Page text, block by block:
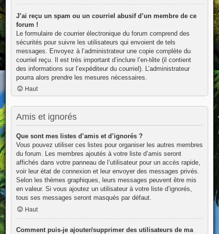
J’ai reçu un spam ou un courriel abusif d’un membre de ce
forum !
Le formulaire de courrier électronique du forum comprend des
sécurités pour suivre les utilisateurs qui envoient de tels
messages. Envoyez à l’administrateur une copie complète du
courriel reçu. Il est très important d’inclure l’en-tête (il contient
des informations sur l’expéditeur du courriel). L’administrateur
pourra alors prendre les mesures nécessaires.
Haut
Amis et ignorés
Que sont mes listes d’amis et d’ignorés ?
Vous pouvez utiliser ces listes pour organiser les autres membres
du forum. Les membres ajoutés à votre liste d’amis seront
affichés dans votre panneau de l’utilisateur pour un accès rapide,
voir leur état de connexion et leur envoyer des messages privés.
Selon les thèmes graphiques, leurs messages peuvent être mis
en valeur. Si vous ajoutez un utilisateur à votre liste d’ignorés,
tous ses messages seront masqués par défaut.
Haut
Comment puis-je ajouter/supprimer des utilisateurs de ma